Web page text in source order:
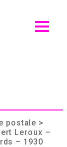
postale >
Leroux –
– 1930